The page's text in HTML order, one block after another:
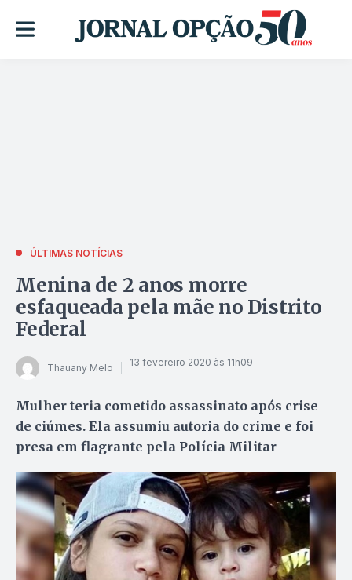
ÚLTIMAS NOTÍCIAS
Menina de 2 anos morre
esfaqueada pela mãe no Distrito
Federal
Thauany Melo 13 fevereiro 2020 às 11h09
Mulher teria cometido assassinato após crise
de ciúmes. Ela assumiu autoria do crime e foi
presa em flagrante pela Polícia Militar